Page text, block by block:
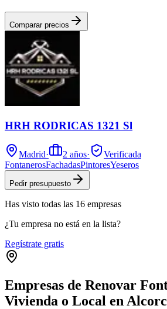
Comparar precios
HRH RODRICAS 1321 Sl
Madrid· 2 años·
Verificada
FontanerosFachadasPintoresYeseros
Pedir presupuesto
Has visto todas las 16 empresas
¿Tu empresa no está en la lista?
Regístrate gratis
Empresas de Renovar
Vivienda o Local en